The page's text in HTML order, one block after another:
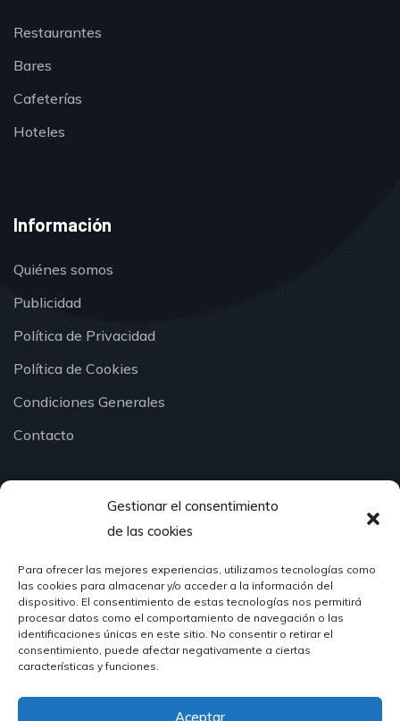
Gestionar el consentimiento
de las cookies
Para ofrecer las mejores experiencias, utilizamos tecnologías como
las cookies para almacenar y/o acceder a la información del
dispositivo. El consentimiento de estas tecnologías nos permitirá
procesar datos como el comportamiento de navegación o las
identificaciones únicas en este sitio. No consentir o retirar el
consentimiento, puede afectar negativamente a ciertas
características y funciones.
Aceptar
Restaurantes
Bares
Cafeterías
Hoteles
Información
Quiénes somos
Publicidad
Política de Privacidad
Política de Cookies
Condiciones Generales
Contacto
¿Hablamos?
624 51 12 10
info@hosteleriasantander.com